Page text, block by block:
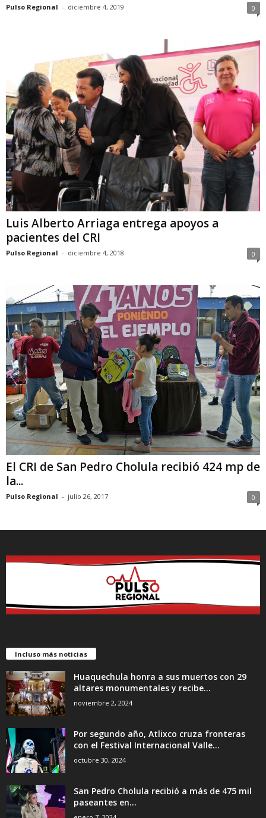
Pulso Regional - diciembre 4, 2019 0
Luis Alberto Arriaga entrega apoyos a
pacientes del CRI
Pulso Regional - diciembre 4, 2018 0
El CRI de San Pedro Cholula recibió 424 mp de
la...
Pulso Regional - julio 26, 2017 0
Incluso más noticias
Huaquechula honra a sus muertos con 29
altares monumentales y recibe...
noviembre 2, 2024
Por segundo año, Atlixco cruza fronteras
con el Festival Internacional Valle...
octubre 30, 2024
San Pedro Cholula recibió a más de 475 mil
paseantes en...